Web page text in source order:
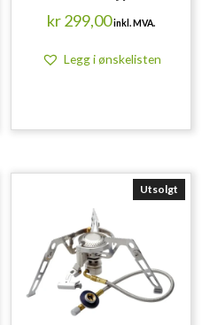
kr299,00inkl. MVA.
Legg i ønskelisten
Utsolgt